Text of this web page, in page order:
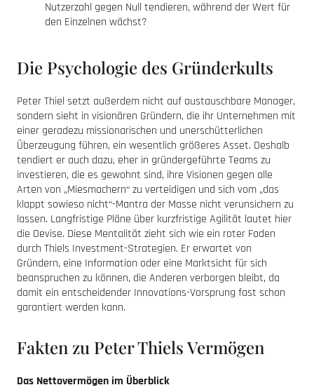
Nutzerzahl gegen Null tendieren, während der Wert für
den Einzelnen wächst?
Die Psychologie des Gründerkults
Peter Thiel setzt außerdem nicht auf austauschbare Manager,
sondern sieht in visionären Gründern, die ihr Unternehmen mit
einer geradezu missionarischen und unerschütterlichen
Überzeugung führen, ein wesentlich größeres Asset. Deshalb
tendiert er auch dazu, eher in gründergeführte Teams zu
investieren, die es gewohnt sind, ihre Visionen gegen alle
Arten von „Miesmachern“ zu verteidigen und sich vom „das
klappt sowieso nicht“-Mantra der Masse nicht verunsichern zu
lassen. Langfristige Pläne über kurzfristige Agilität lautet hier
die Devise. Diese Mentalität zieht sich wie ein roter Faden
durch Thiels Investment-Strategien. Er erwartet von
Gründern, eine Information oder eine Marktsicht für sich
beanspruchen zu können, die Anderen verborgen bleibt, da
damit ein entscheidender Innovations-Vorsprung fast schon
garantiert werden kann.
Fakten zu Peter Thiels Vermögen
Das Nettovermögen im Überblick